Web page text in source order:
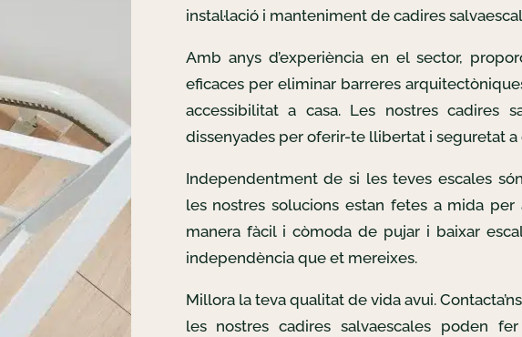
instal·lació i manteniment de cadires
Amb anys d’experiència en el sector,
eficaces per eliminar barreres
accessibilitat a casa. Les nostres cadires
dissenyades per oferir-te llibertat i seguretat a
Independentment de si les teves escales
les nostres solucions estan fetes a mida per
manera fàcil i còmoda de pujar i baixar
independència que et mereixes.
Millora la teva qualitat de vida avui.
les nostres cadires salvaescales poden